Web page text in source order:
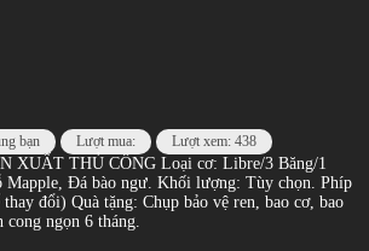
bạn Lượt mua: Lượt xem: 438
XUẤT THỦ CÔNG Loại cơ: Libre/3 Băng/1
Mapple, Đá bào ngư. Khối lượng: Tùy chọn. Phíp
đổi) Quà tặng: Chụp bảo vệ ren, bao cơ, bao
cong ngọn 6 tháng.